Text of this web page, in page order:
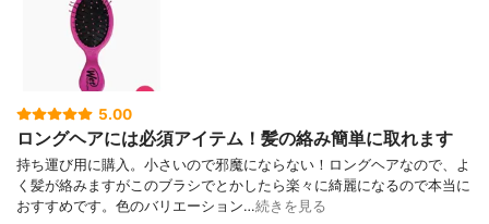
5.00
ロングヘアには必須アイテム！髪の絡み簡単に取れます
持ち運び用に購入。小さいので邪魔にならない！ロングヘアなので、よ
く髪が絡みますがこのブラシでとかしたら楽々に綺麗になるので本当に
おすすめです。色のバリエーション…続きを見る